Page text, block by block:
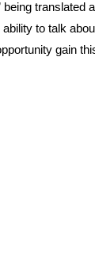
translated
to talk
gain